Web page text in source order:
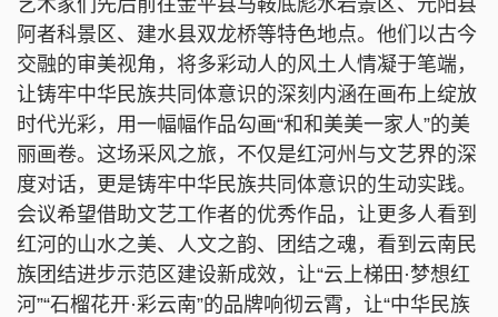
阿者科景区、建水县双龙桥等特色地点。他们以古今
交融的审美视角，将多彩动人的风土人情凝于笔端，
让铸牢中华民族共同体意识的深刻内涵在画布上绽放
时代光彩，用一幅幅作品勾画“和和美美一家人”的美
丽画卷。这场采风之旅，不仅是红河州与文艺界的深
度对话，更是铸牢中华民族共同体意识的生动实践。
会议希望借助文艺工作者的优秀作品，让更多人看到
红河的山水之美、人文之韵、团结之魂，看到云南民
族团结进步示范区建设新成效，让“云上梯田·梦想红
河”“石榴花开·彩云南”的品牌响彻云霄，让“中华民族